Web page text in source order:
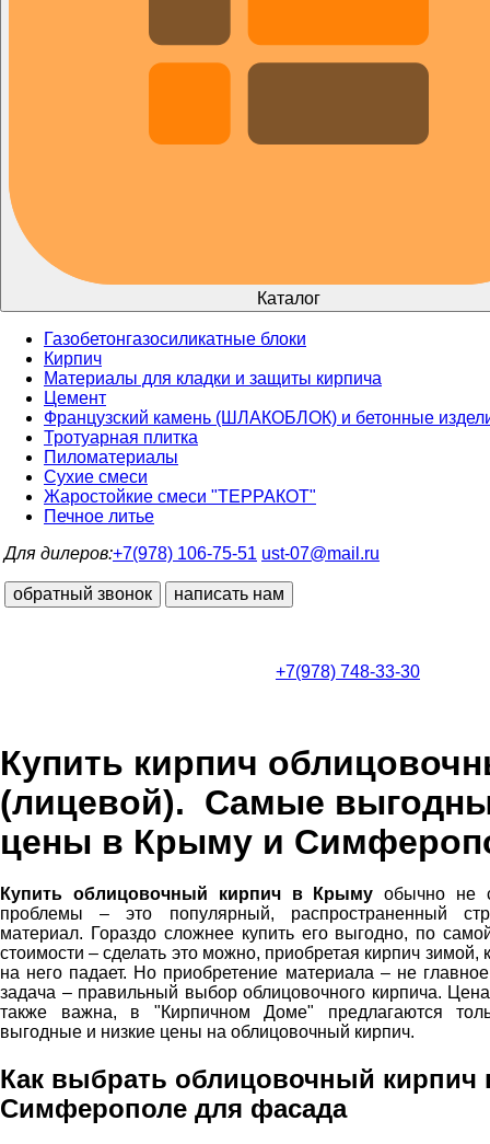
Каталог
Газобетонгазосиликатные блоки
Кирпич
Материалы для кладки и защиты кирпича
Цемент
Французский камень (ШЛАКОБЛОК) и бетонные
Тротуарная плитка
Пиломатериалы
Сухие смеси
Жаростойкие смеси "ТЕРРАКОТ"
Печное литье
Для дилеров:+7(978) 106-75-51 ust-07@mail.ru
обратный звонок написать нам
+7(978) 748-33-30
Купить кирпич
(лицевой). Самые
цены в Крыму и
Купить облицовочный кирпич в Крыму обычно не
проблемы – это популярный, распространенный
материал. Гораздо сложнее купить его выгодно, по
стоимости – сделать это можно, приобретая кирпич зимой,
на него падает. Но приобретение материала – не
задача – правильный выбор облицовочного кирпича.
также важна, в "Кирпичном Доме" предлагаются
выгодные и низкие цены на облицовочный кирпич.
Как выбрать облицовочный кирпич
Симферополе для фасада